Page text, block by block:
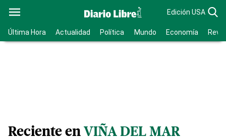
Edición USA
Última Hora Actualidad Política Mundo Economía
Reciente en VIÑA DEL MAR